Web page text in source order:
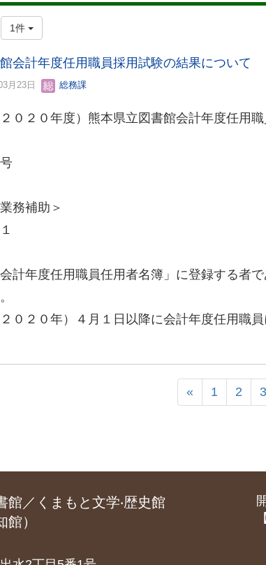
1件
会計年度任用職員採用試験の結果について
月23日 総務課
０２０年度）熊本県立図書館会計年度任用
務補助＞
計年度任用職員任用者名簿」に登録する者
０２０年）４月１日以降に会計年度任用職
« 1 2 3
館／くまもと文学‧歴史館
館）